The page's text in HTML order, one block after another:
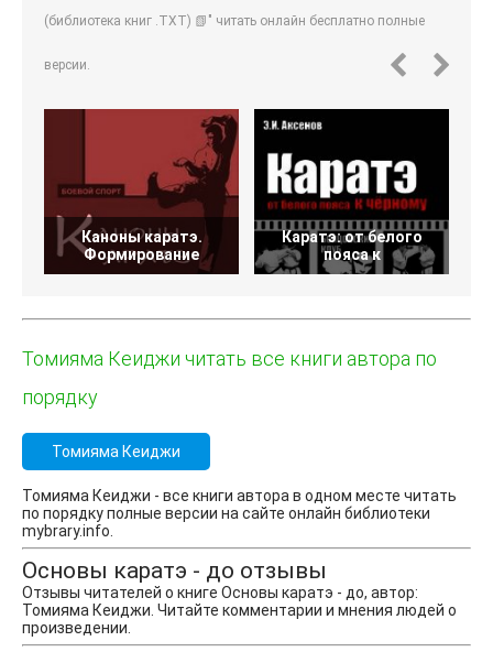
(библиотека книг .TXT) 📗" читать онлайн бесплатно полные
версии.
Каноны каратэ.
Формирование
Каратэ: от белого
пояса к
Томияма Кеиджи читать все книги автора по
порядку
Томияма Кеиджи
Томияма Кеиджи - все книги автора в одном месте читать
по порядку полные версии на сайте онлайн библиотеки
mybrary.info.
Основы каратэ - до отзывы
Отзывы читателей о книге Основы каратэ - до, автор:
Томияма Кеиджи. Читайте комментарии и мнения людей о
произведении.